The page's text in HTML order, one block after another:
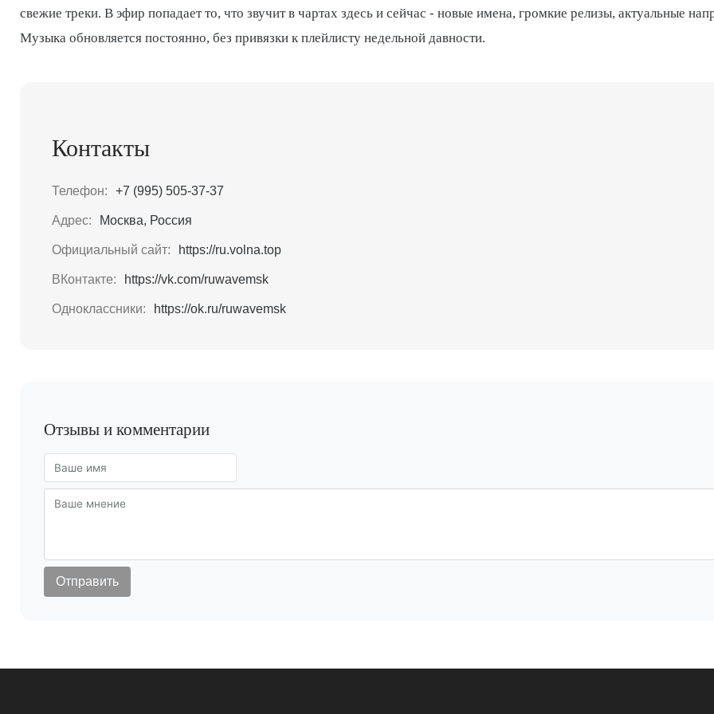
свежие треки. В эфир попадает то, что звучит в чартах здесь и сейчас - новые имена, громкие релизы, актуальные
Музыка обновляется постоянно, без привязки к плейлисту недельной давности.
Контакты
Телефон: +7 (995) 505-37-37
Адрес: Москва, Россия
Официальный сайт: https://ru.volna.top
ВКонтакте: https://vk.com/ruwavemsk
Одноклассники: https://ok.ru/ruwavemsk
Отзывы и комментарии